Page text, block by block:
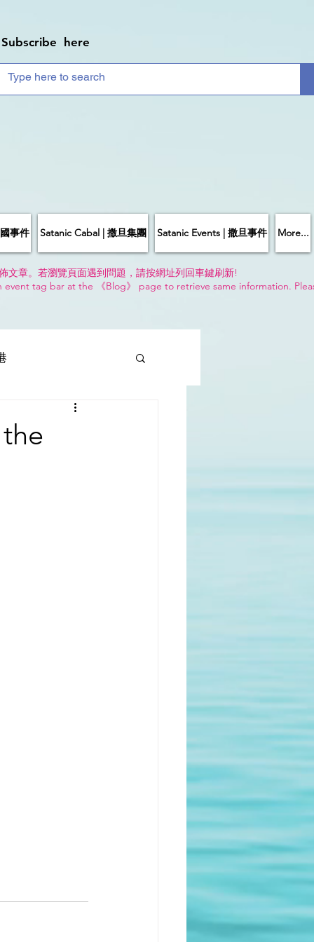
Subscribe here
事件 Satanic Cabal | 撒旦集團 Satanic Events | 撒旦事件 More...
文章。若瀏覽頁面遇到問題，請按網址列回車鍵刷新!
tag bar at the 《Blog》 page to retrieve same information.